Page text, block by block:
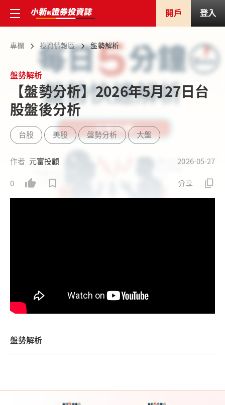
開戶 登入
專欄 投資情報區 盤勢解析
盤勢解析
【盤勢分析】2026年5月27日台
股盤後分析
台股 美股 盤勢分析 大盤
作者 元富投顧 2026-05-27
0 分享
盤勢解析